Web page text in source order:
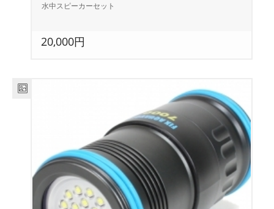
水中スピーカーセット
20,000円